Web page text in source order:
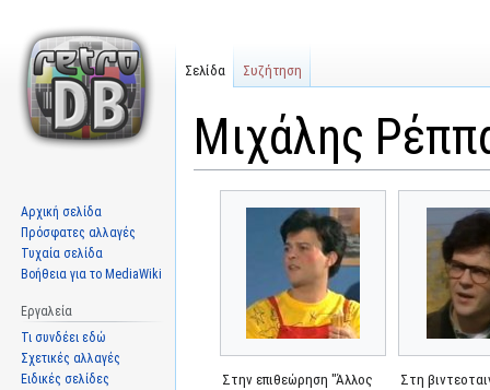
Μιχάλης
Στην επιθεώρηση "Άλλος
Στη
Σελίδα Συζήτηση
Αρχική σελίδα
Πρόσφατες αλλαγές
Τυχαία σελίδα
Βοήθεια για το MediaWiki
Εργαλεία
Τι συνδέει εδώ
Σχετικές αλλαγές
Ειδικές σελίδες